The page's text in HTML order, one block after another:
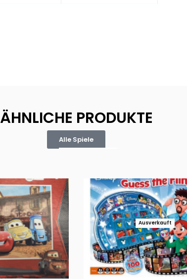
ÄHNLICHE PRODUKTE
Alle Spiele
Ausverkauft